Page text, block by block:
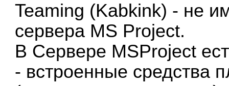
Teaming (Kabkink) - не
сервера MS Project.
В Сервере MSProject
- встроенные средства